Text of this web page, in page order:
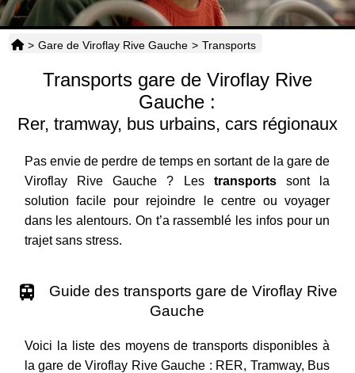
Taxis
Transports
Horaires
> Gare de Viroflay Rive Gauche > Transports
Transports gare de Viroflay Rive
Gauche :
Rer, tramway, bus urbains, cars régionaux
Pas envie de perdre de temps en sortant de la gare de
Viroflay Rive Gauche ? Les transportssont la
solution facile pour rejoindre le centre ou voyager
dans les alentours. On t’a rassemblé les infos pour un
trajet sans stress.
Guide des transports gare de Viroflay Rive
Gauche
Voici la liste des moyens de transports disponibles à
la gare de Viroflay Rive Gauche : RER, Tramway, Bus